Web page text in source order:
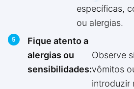
específicas,
ou alergias.
Fique atento a
alergias ou
sensibilidades:
Observe
vômitos
introduzir